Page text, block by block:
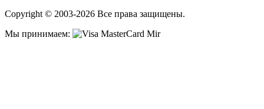
Copyright © 2003-2026 Все права защищены.
Мы принимаем: